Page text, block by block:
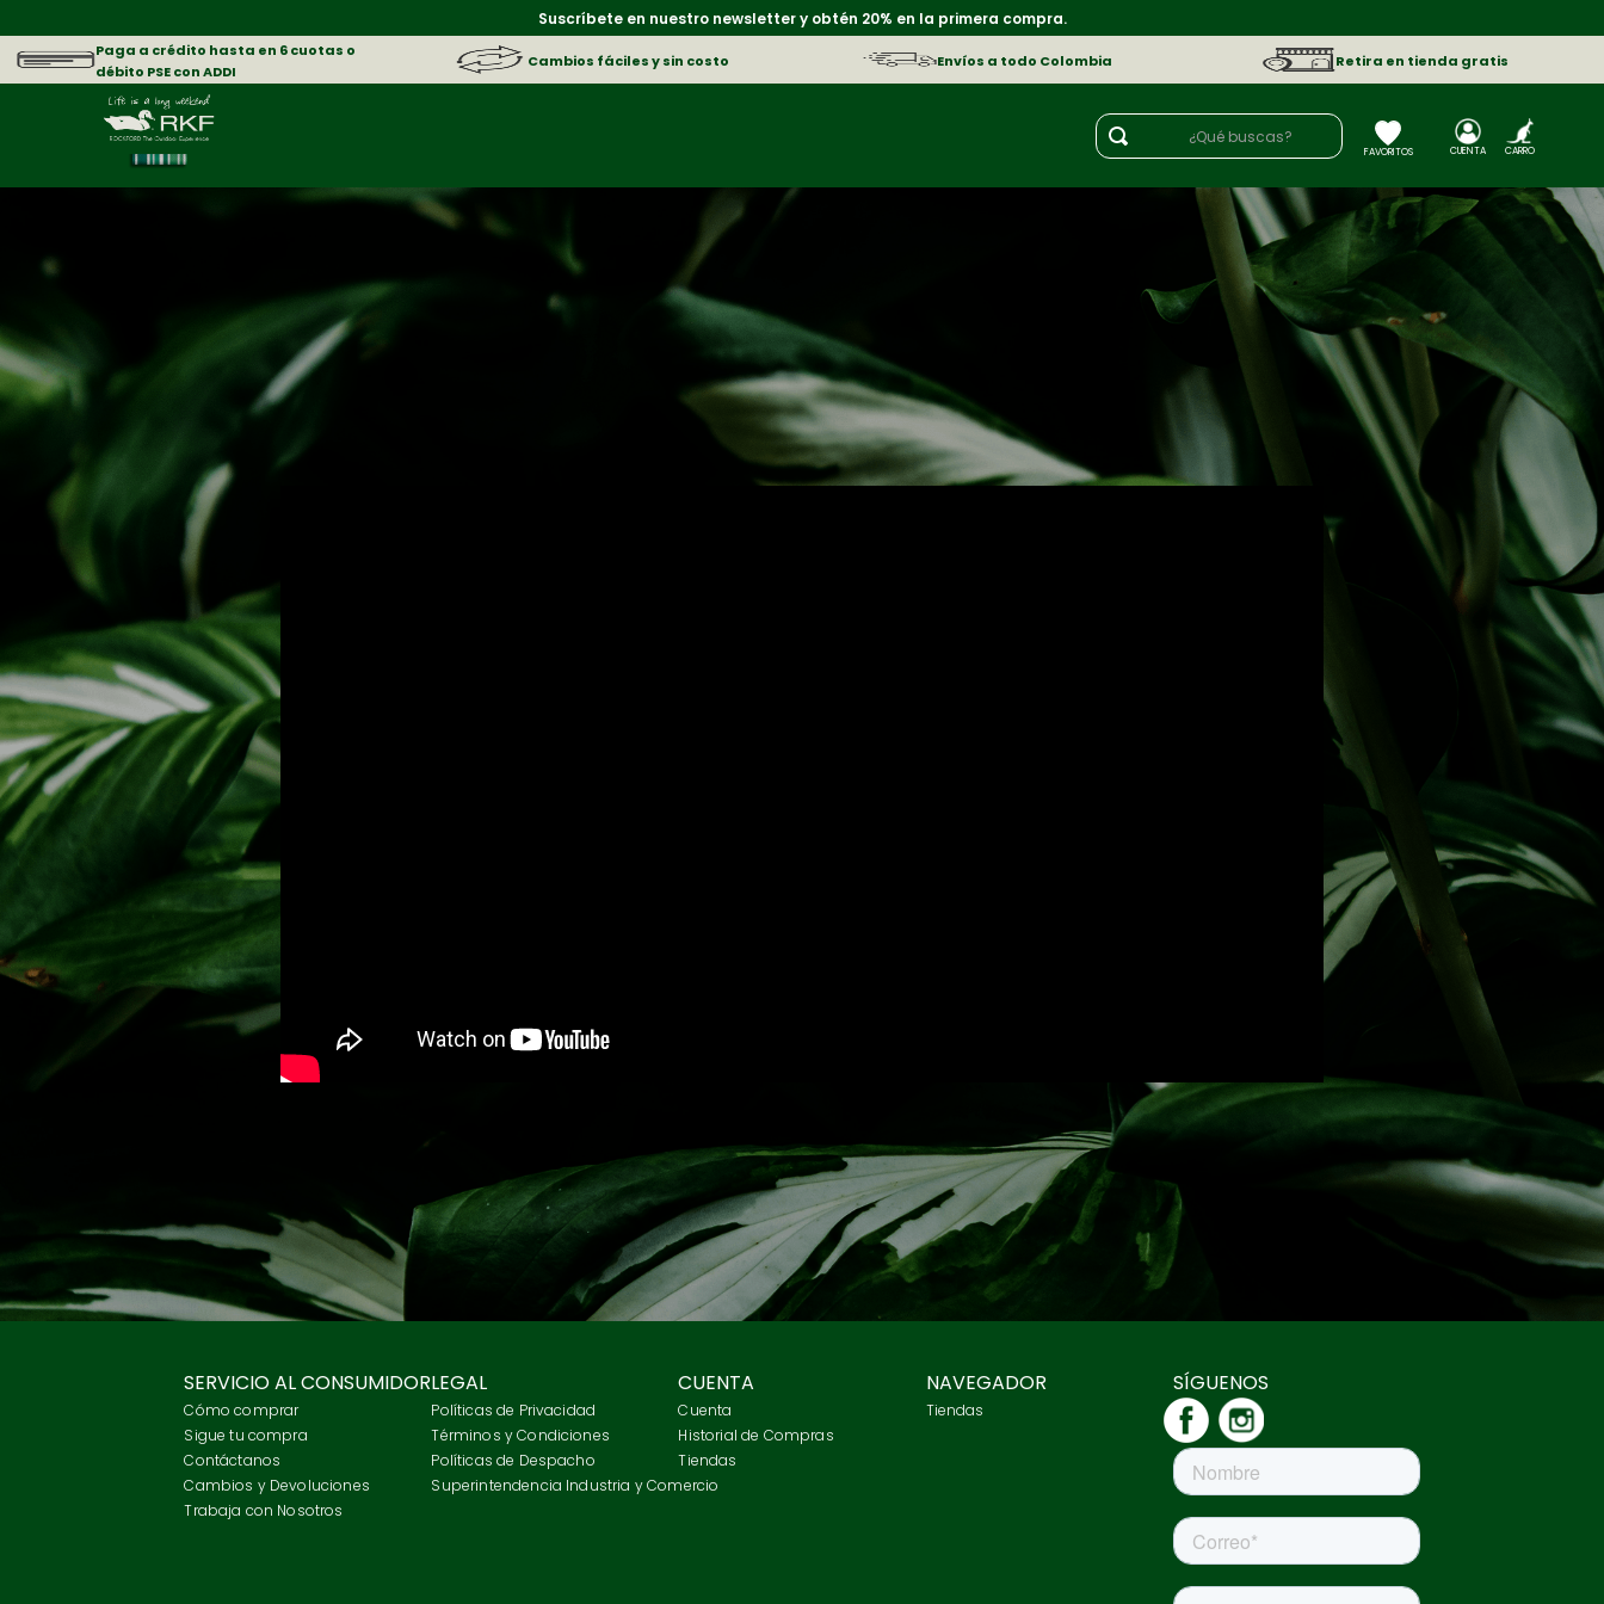
Suscríbete en nuestro newsletter y obtén 20% en la primera compra.
Paga a crédito hasta en 6 cuotas o
débito PSE con ADDI
Cambios fáciles y sin costo Envíos a todo Colombia Retira en tienda gratis
¿Qué buscas?
SERVICIO AL CONSUMIDOR
Cómo comprar
Sigue tu compra
Contáctanos
Cambios y Devoluciones
Trabaja con Nosotros
LEGAL
Políticas de Privacidad
Términos y Condiciones
Políticas de Despacho
Superintendencia Industria y Comercio
CUENTA
Cuenta
Historial de Compras
Tiendas
NAVEGADOR
Tiendas
SÍGUENOS